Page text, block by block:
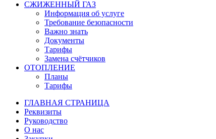
СЖИЖЕННЫЙ ГАЗ
Информация об услуге
Требование безопасности
Важно знать
Документы
Тарифы
Замена счётчиков
ОТОПЛЕНИЕ
Планы
Тарифы
ГЛАВНАЯ СТРАНИЦА
Реквизиты
Руководство
О нас